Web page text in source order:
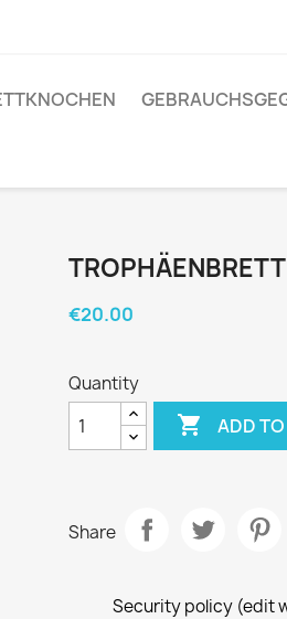
TROPHÄENBRETT
€20.00
Quantity
 ADD
Share
Security policy (edit